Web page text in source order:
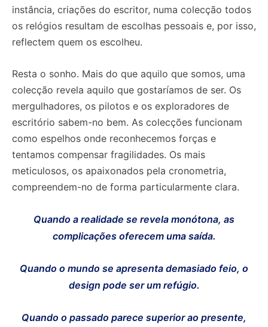
instância, criações do escritor, numa colecção todos
os relógios resultam de escolhas pessoais e, por isso,
reflectem quem os escolheu.
Resta o sonho. Mais do que aquilo que somos, uma
colecção revela aquilo que gostaríamos de ser. Os
mergulhadores, os pilotos e os exploradores de
escritório sabem-no bem. As colecções funcionam
como espelhos onde reconhecemos forças e
tentamos compensar fragilidades. Os mais
meticulosos, os apaixonados pela cronometria,
compreendem-no de forma particularmente clara.
Quando a realidade se revela monótona, as
complicações oferecem uma saída.
Quando o mundo se apresenta demasiado feio, o
design pode ser um refúgio.
Quando o passado parece superior ao presente,